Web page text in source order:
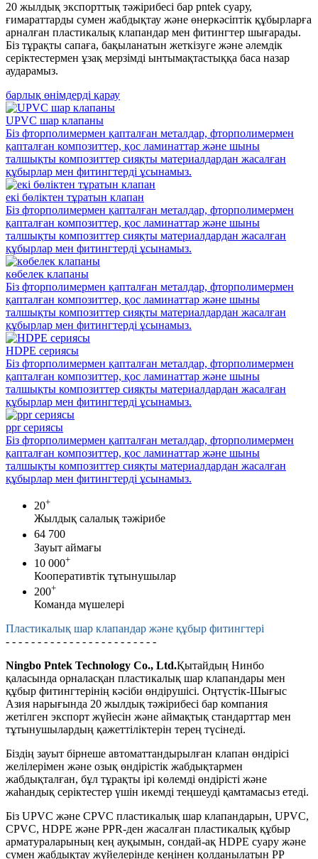
20 жылдық экспорттық тәжірибесі бар pntek суару,
ғимараттарды сумен жабдықтау және өнеркәсіптік құбырларға
арналған пластикалық клапандар мен фитингтер шығарады.
Біз тұрақты сапаға, бақыланатын жеткізуге және әлемдік
серіктестермен ұзақ мерзімді ынтымақтастыққа баса назар
аударамыз.
барлық өнімдерді қарау
UPVC шар клапаны
Біз фторполимермен қапталған металдар, фторполимермен
қапталған композиттер, қос ламинаттар және шыны
талшықты композиттер сияқты материалдардан жасалған
құбырлар мен фитингтерді ұсынамыз.
екі бөліктен тұратын клапан
Біз фторполимермен қапталған металдар, фторполимермен
қапталған композиттер, қос ламинаттар және шыны
талшықты композиттер сияқты материалдардан жасалған
құбырлар мен фитингтерді ұсынамыз.
көбелек клапаны
Біз фторполимермен қапталған металдар, фторполимермен
қапталған композиттер, қос ламинаттар және шыны
талшықты композиттер сияқты материалдардан жасалған
құбырлар мен фитингтерді ұсынамыз.
HDPE сериясы
Біз фторполимермен қапталған металдар, фторполимермен
қапталған композиттер, қос ламинаттар және шыны
талшықты композиттер сияқты материалдардан жасалған
құбырлар мен фитингтерді ұсынамыз.
ppr сериясы
Біз фторполимермен қапталған металдар, фторполимермен
қапталған композиттер, қос ламинаттар және шыны
талшықты композиттер сияқты материалдардан жасалған
құбырлар мен фитингтерді ұсынамыз.
20+
Жылдық салалық тәжірибе
64 700
Зауыт аймағы
10 000+
Кооперативтік тұтынушылар
200+
Команда мүшелері
Пластикалық шар клапандар және құбыр фитингтері
- - - - - - - - - - - - - - - - - - - - - - - -
Ningbo Pntek Technology Co., Ltd.Қытайдың Нинбо
қаласында орналасқан пластикалық шар клапандары мен
құбыр фитингтерінің кәсіби өндірушісі. Оңтүстік-Шығыс
Азия нарығында 20 жылдық тәжірибесі бар компания
жетілген экспорт жүйесін және аймақтық стандарттар мен
тұтынушылардың қажеттіліктерін терең түсінеді.
Біздің зауыт бірнеше автоматтандырылған клапан өндірісі
желілерімен және озық өндірістік жабдықтармен
жабдықталған, бұл тұрақты ірі көлемді өндірісті және
жаһандық серіктестер үшін икемді теңшеуді қамтамасыз етеді.
Біз UPVC және CPVC пластикалық шар клапандарын, UPVC,
CPVC, HDPE және PPR-ден жасалған пластикалық құбыр
арматураларының кең ауқымын, сондай-ақ HDPE суару және
сумен жабдықтау жүйелерінде кеңінен қолданылатын PP